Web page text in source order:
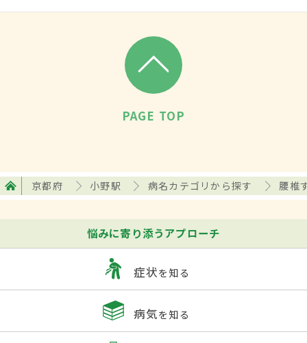
PAGE TOP
京都府 小野駅 病名カテゴリから探す 腰椎
悩みに寄り添うアプローチ
症状を知る
病気を知る